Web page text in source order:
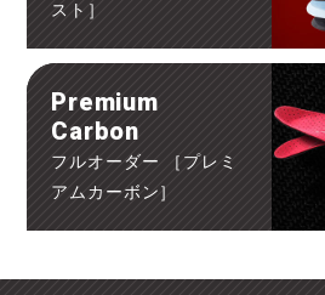
スト］
Premium
Carbon
フルオーダー ［プレミ
アムカーボン］